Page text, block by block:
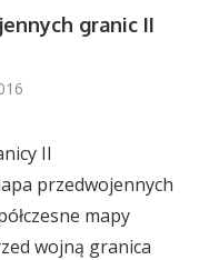
granic II
II
przedwojennych
mapy
wojną granica